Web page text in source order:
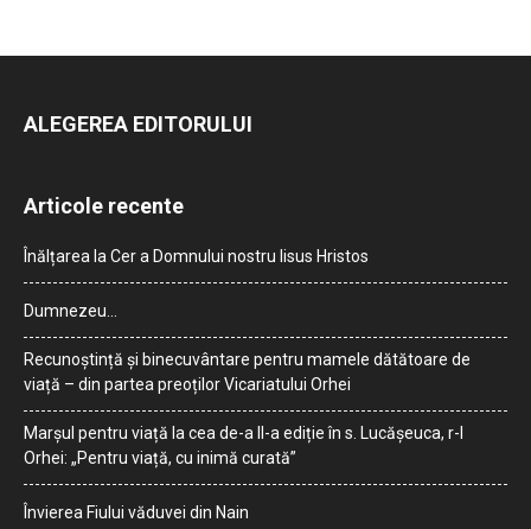
ALEGEREA EDITORULUI
Articole recente
Înălțarea la Cer a Domnului nostru Iisus Hristos
Dumnezeu…
Recunoștință și binecuvântare pentru mamele dătătoare de
viață – din partea preoților Vicariatului Orhei
Marșul pentru viață la cea de-a II-a ediție în s. Lucășeuca, r-l
Orhei: „Pentru viață, cu inimă curată”
Învierea Fiului văduvei din Nain